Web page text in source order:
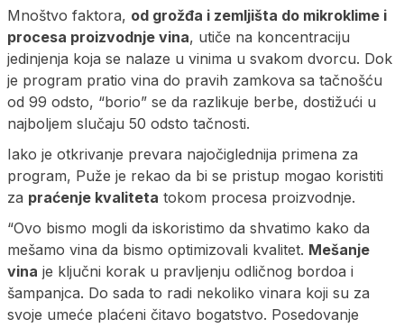
Mnoštvo faktora, od grožđa i zemljišta do mikroklime i
procesa proizvodnje vina, utiče na koncentraciju
jedinjenja koja se nalaze u vinima u svakom dvorcu. Dok
je program pratio vina do pravih zamkova sa tačnošću
od 99 odsto, “borio” se da razlikuje berbe, dostižući u
najboljem slučaju 50 odsto tačnosti.
Iako je otkrivanje prevara najočiglednija primena za
program, Puže je rekao da bi se pristup mogao koristiti
za praćenje kvaliteta tokom procesa proizvodnje.
“Ovo bismo mogli da iskoristimo da shvatimo kako da
mešamo vina da bismo optimizovali kvalitet. Mešanje
vina je ključni korak u pravljenju odličnog bordoa i
šampanjca. Do sada to radi nekoliko vinara koji su za
svoje umeće plaćeni čitavo bogatstvo. Posedovanje